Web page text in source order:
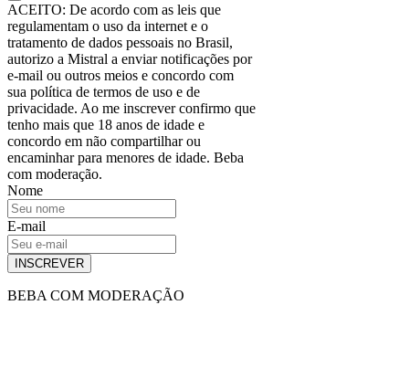
ACEITO: De acordo com as leis que
regulamentam o uso da internet e o
tratamento de dados pessoais no Brasil,
autorizo a Mistral a enviar notificações por
e-mail ou outros meios e concordo com
sua política de termos de uso e de
privacidade. Ao me inscrever confirmo que
tenho mais que 18 anos de idade e
concordo em não compartilhar ou
encaminhar para menores de idade. Beba
com moderação.
Nome
E-mail
INSCREVER
BEBA COM MODERAÇÃO